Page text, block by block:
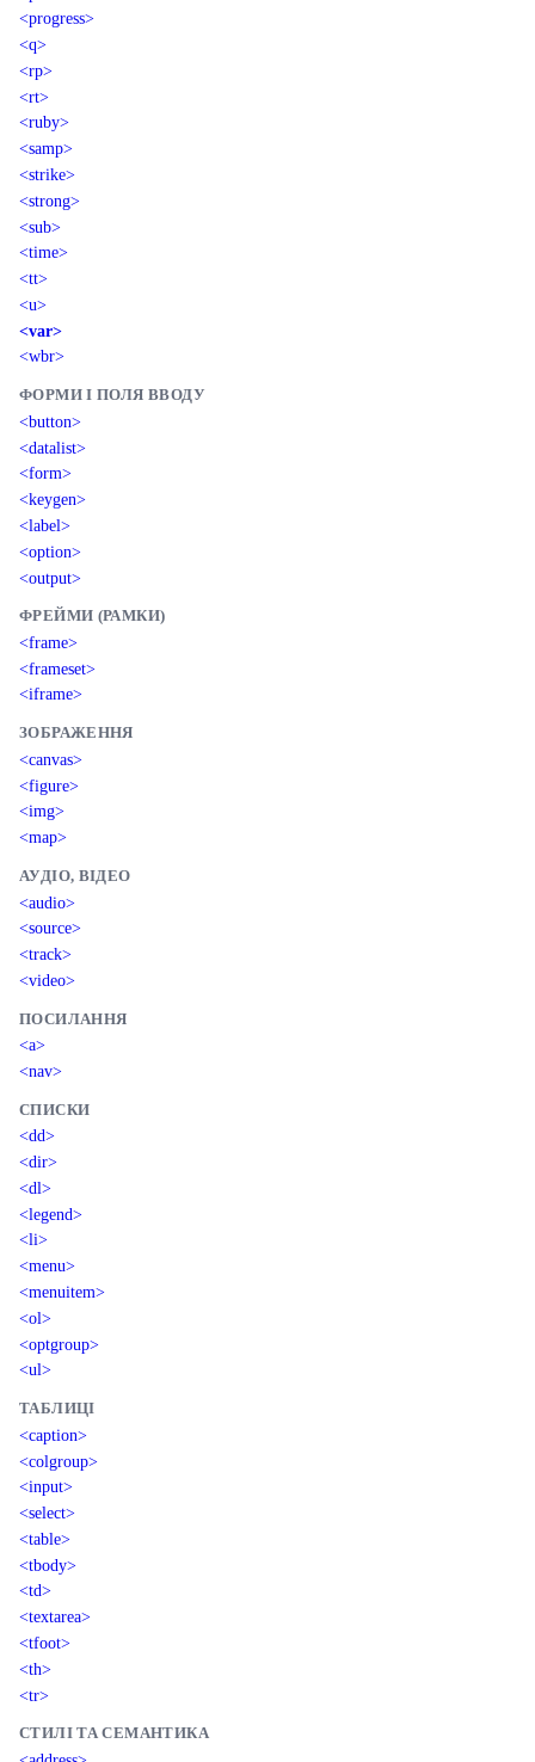
<progress>
<q>
<rp>
<rt>
<ruby>
<samp>
<strike>
<strong>
<sub>
<time>
<tt>
<u>
<var>
<wbr>
ФОРМИ І ПОЛЯ ВВОДУ
<button>
<datalist>
<form>
<keygen>
<label>
<option>
<output>
ФРЕЙМИ (РАМКИ)
<frame>
<frameset>
<iframe>
ЗОБРАЖЕННЯ
<canvas>
<figure>
<img>
<map>
АУДІО, ВІДЕО
<audio>
<source>
<track>
<video>
ПОСИЛАННЯ
<a>
<nav>
СПИСКИ
<dd>
<dir>
<dl>
<legend>
<li>
<menu>
<menuitem>
<ol>
<optgroup>
<ul>
ТАБЛИЦІ
<caption>
<colgroup>
<input>
<select>
<table>
<tbody>
<td>
<textarea>
<tfoot>
<th>
<tr>
СТИЛІ ТА СЕМАНТИКА